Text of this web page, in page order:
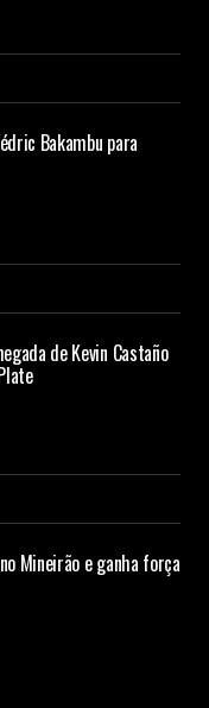
Bakambu para
de Kevin Castaño
Mineirão e ganha força